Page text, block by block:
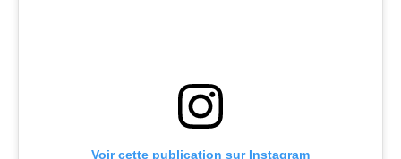
Voir cette publication sur Instagram